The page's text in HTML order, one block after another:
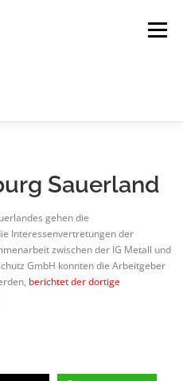
Menü
PUBLIKATIONEN
Sauerland
gehen die
Interessenvertretungen der
zwischen der IG Metall und
GmbH konnten die Arbeitgeber
berichtet der dortige